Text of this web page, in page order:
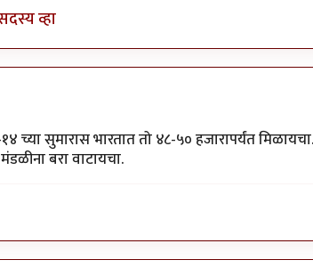
व्हा
च्या सुमारास भारतात तो ४८-५० हजारापर्यंत
बरा वाटायचा.